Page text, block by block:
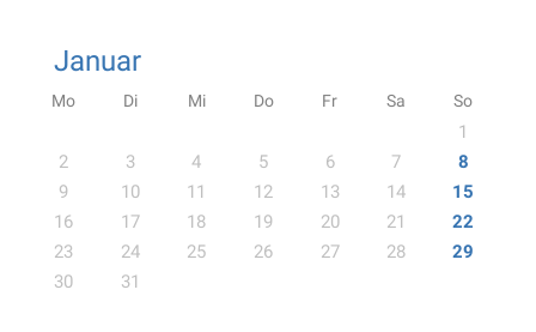
Januar
Mo Di Mi Do Fr Sa So
1
2
3 4 5 6 7
8
9
10 11 12 13 14
15
16
17 18 19 20 21
22
23
24 25 26 27 28
29
30
31